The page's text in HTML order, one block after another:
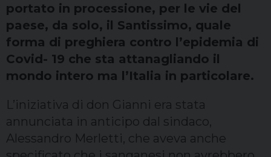
portato in processione, per le vie del
paese, da solo, il Santissimo, quale
forma di preghiera contro l’epidemia di
Covid- 19 che sta attanagliando il
mondo intero ma l’Italia in particolare.
L’iniziativa di don Gianni era stata
annunciata in anticipo dal sindaco,
Alessandro Merletti, che aveva anche